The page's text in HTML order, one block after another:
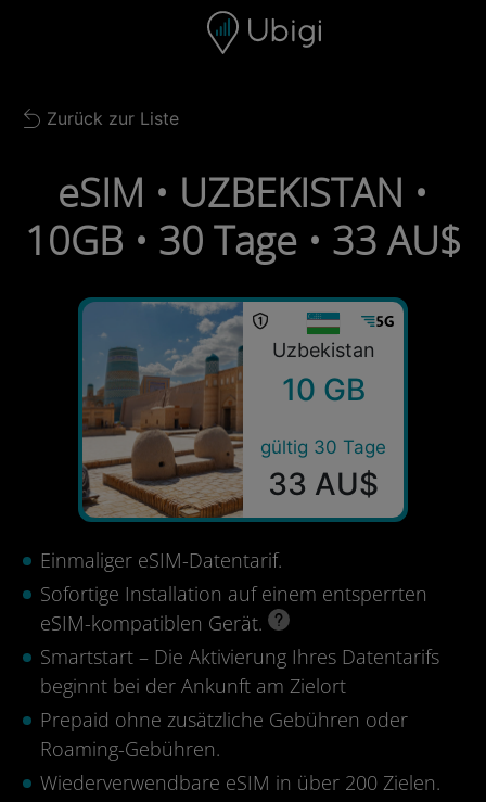
Navigationsleiste Fußzeile
Back to list
Zurück zur Liste
eSIM • UZBEKISTAN •
10GB • 30 Tage • 33 AU$
Uzbekistan
10 GB
gültig 30 Tage
33 AU$
Einmaliger eSIM-Datentarif.
Sofortige Installation auf einem entsperrten
eSIM-kompatiblen Gerät.
Smartstart – Die Aktivierung Ihres Datentarifs
beginnt bei der Ankunft am Zielort
Prepaid ohne zusätzliche Gebühren oder
Roaming-Gebühren.
Wiederverwendbare eSIM in über 200 Zielen.